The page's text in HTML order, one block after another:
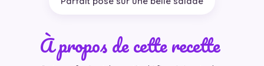
À propos de cette recette